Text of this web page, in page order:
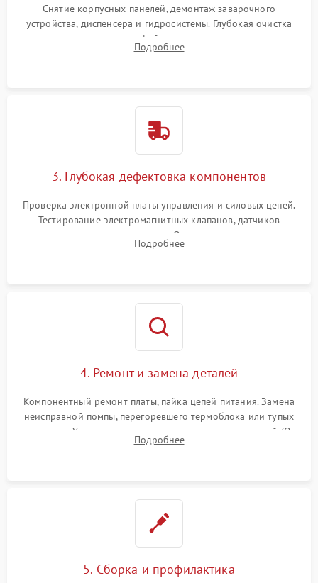
Снятие корпусных панелей, демонтаж заварочного
устройства, диспенсера и гидросистемы. Глубокая очистка
внутренних узлов от кофейных масел, жмыха и накипи.
Промывка дренажных каналов и фильтров с использованием
Подробнее
3. Глубокая дефектовка компонентов
Проверка электронной платы управления и силовых цепей.
Тестирование электромагнитных клапанов, датчиков
температуры и расходомера. Оценка степени износа
жерновов кофемолки, уплотнительных колец гидросистемы
Подробнее
4. Ремонт и замена деталей
Компонентный ремонт платы, пайка цепей питания. Замена
неисправной помпы, перегоревшего термоблока или тупых
жерновов. Установка новых силиконовых уплотнителей (O-
ring) и тефлоновых трубок для надежного устранения
Подробнее
5. Сборка и профилактика